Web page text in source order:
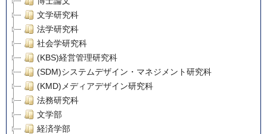
文学研究科
法学研究科
社会学研究科
(KBS)経営管理研究科
(SDM)システムデザイン・マネジメント研究科
(KMD)メディアデザイン研究科
法務研究科
文学部
経済学部